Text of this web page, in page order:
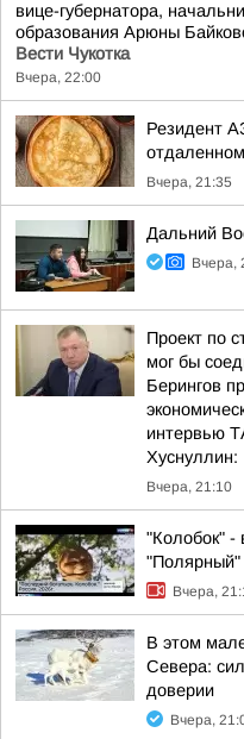
вице-губернатора,
образования Арюны
Вести Чукотка
Вчера, 22:00
Резидент
Вчера, 21:35
Дальний
Вчера,
Проект по
мог бы
Берингов
интервью
Хуснуллин:
Вчера, 21:10
"Колобок" -
"Полярный"
Вчера,
В этом
Севера:
доверии
Вчера,